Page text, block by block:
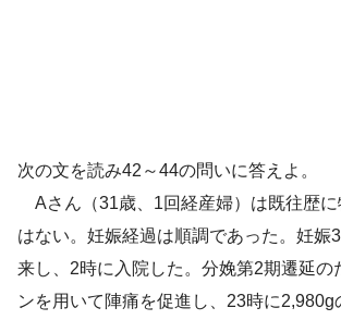
水疱
おっぱいが張って痛いし、赤
次の文を読み42～44の問いに答えよ。
Aさん（31歳、1回経産婦）は既往歴に
はない。妊娠経過は順調であった。妊娠
来し、2時に入院した。分娩第2期遷延の
ンを用いて陣痛を促進し、23時に2,980g